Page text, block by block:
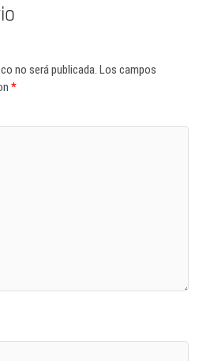
no será publicada. Los campos
*